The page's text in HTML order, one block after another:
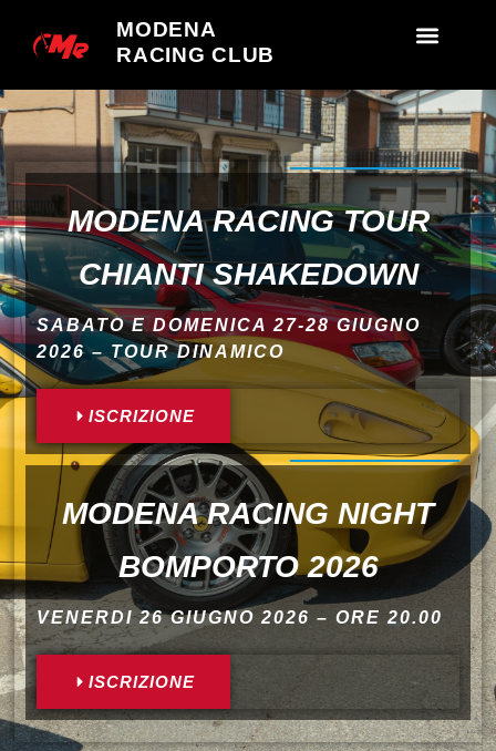
MODENA
RACING CLUB
MODENA RACING TOUR
CHIANTI SHAKEDOWN
SABATO E DOMENICA 27-28 GIUGNO
2026 – TOUR DINAMICO
ISCRIZIONE
MODENA RACING NIGHT
BOMPORTO 2026
VENERDI 26 GIUGNO 2026 – ORE 20.00
ISCRIZIONE